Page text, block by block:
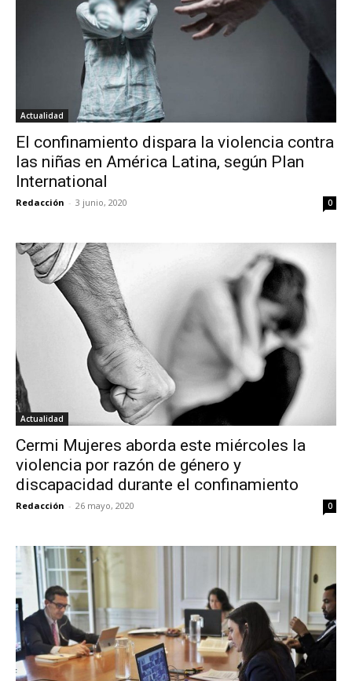
Actualidad
El confinamiento dispara la violencia contra
las niñas en América Latina, según Plan
International
Redacción - 3 junio, 2020 0
Actualidad
Cermi Mujeres aborda este miércoles la
violencia por razón de género y
discapacidad durante el confinamiento
Redacción - 26 mayo, 2020 0